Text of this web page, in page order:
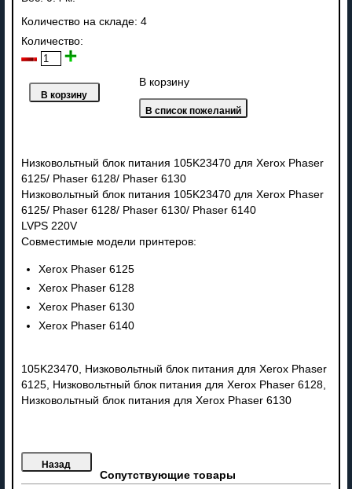
Количество на складе: 4
Количество:
В корзину
Низковольтный блок питания 105K23470 для Xerox Phaser
6125/ Phaser 6128/ Phaser 6130
Низковольтный блок питания 105K23470 для Xerox Phaser
6125/ Phaser 6128/ Phaser 6130/ Phaser 6140
LVPS 220V
Совместимые модели принтеров:
Xerox Phaser 6125
Xerox Phaser 6128
Xerox Phaser 6130
Xerox Phaser 6140
105K23470, Низковольтный блок питания для Xerox Phaser
6125, Низковольтный блок питания для Xerox Phaser 6128,
Низковольтный блок питания для Xerox Phaser 6130
Сопутствующие товары